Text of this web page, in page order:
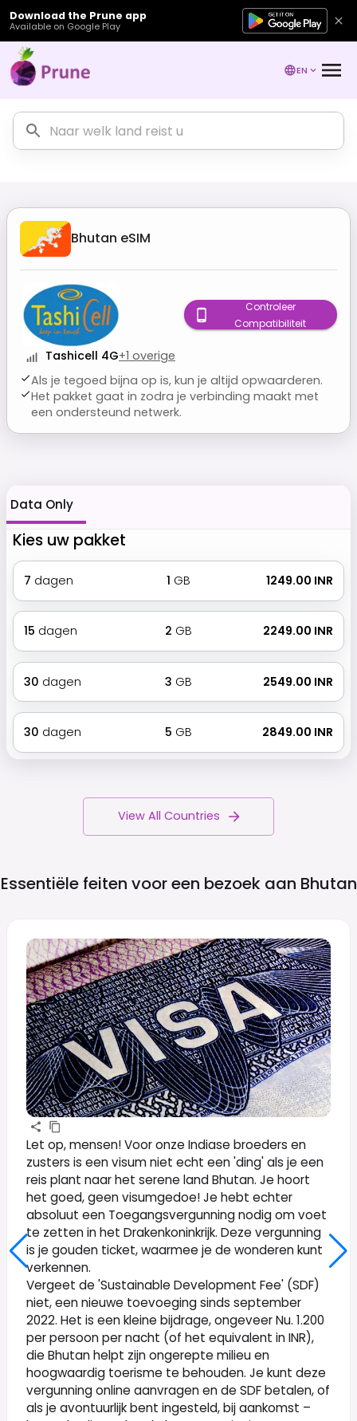
Download the Prune app
Available on Google Play
EN
Bhutan eSIM
Tashicell 4G+1 overige
Als je tegoed bijna op is, kun je altijd opwaarderen.
Het pakket gaat in zodra je verbinding maakt met
een ondersteund netwerk.
Controleer
Compatibiliteit
Data Only
Kies uw pakket
7 dagen 1 GB ₹ 1249.00 INR
15 dagen 2 GB ₹ 2249.00 INR
30 dagen 3 GB ₹ 2549.00 INR
30 dagen 5 GB ₹ 2849.00 INR
View All Countries
Essentiële feiten voor een bezoek aan Bhutan
Let op, mensen! Voor onze Indiase broeders en
zusters is een visum niet echt een 'ding' als je een
reis plant naar het serene land Bhutan. Je hoort
het goed, geen visumgedoe! Je hebt echter
absoluut een Toegangsvergunning nodig om voet
te zetten in het Drakenkoninkrijk. Deze vergunning
is je gouden ticket, waarmee je de wonderen kunt
verkennen.
Vergeet de 'Sustainable Development Fee' (SDF)
niet, een nieuwe toevoeging sinds september
2022. Het is een kleine bijdrage, ongeveer Nu. 1.200
per persoon per nacht (of het equivalent in INR),
die Bhutan helpt zijn ongerepte milieu en
hoogwaardig toerisme te behouden. Je kunt deze
vergunning online aanvragen en de SDF betalen, of
als je avontuurlijk bent ingesteld, bij aankomst –